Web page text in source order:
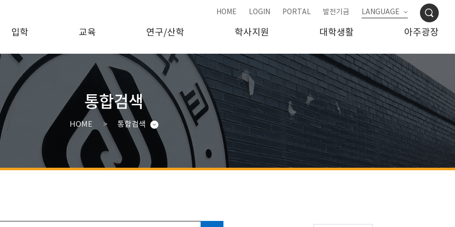
HOME LOGIN PORTAL 발전기금 LANGUAGE
입학 교육 연구/산학 학사지원 대학생활 아주광장
통합검색
HOME 통합검색